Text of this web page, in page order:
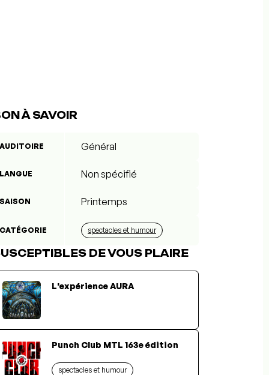
À SAVOIR
AUDITOIRE Général
LANGUE Non spécifié
SAISON Printemps
CATÉGORIE spectacles et humour
DE VOUS PLAIRE
L'expérience AURA
Punch Club MTL 163e édition
spectacles et humour